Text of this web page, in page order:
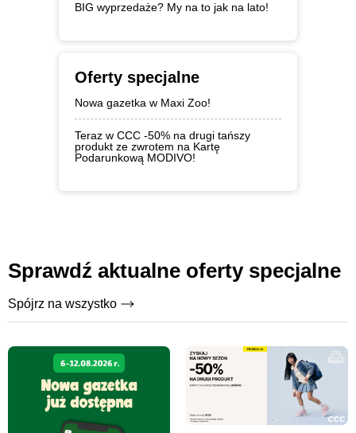
BIG wyprzedaże? My na to jak na lato!
Oferty specjalne
Nowa gazetka w Maxi Zoo!
Teraz w CCC -50% na drugi tańszy
produkt ze zwrotem na Kartę
Podarunkową MODIVO!
Sprawdź aktualne oferty specjalne
Spójrz na wszystko